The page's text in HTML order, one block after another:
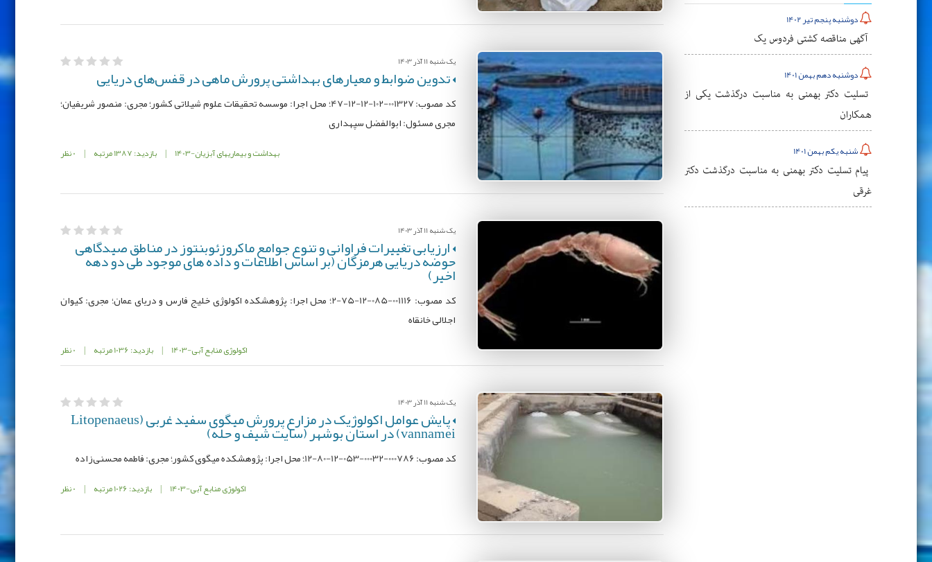
دوشنبه پنجم تیر 1402
آگهی مناقصه کشتی فردوس یک
دوشنبه دهم بهمن 1401
تسلیت دکتر بهمنی به مناسبت درگذشت یکی از
همکاران
شنبه یکم بهمن 1401
پیام تسلیت دکتر بهمنی به مناسبت درگذشت دکتر
غرقی
یک شنبه 11 آذر 1403
تدوین ضوابط و معیارهای بهداشتی پرورش ماهی در قفس‌های دریایی
کد مصوب: 001327-102-12-12-47؛ محل اجرا: موسسه تحقیقات علوم شیلاتی کشور؛ مجری: منصور شریفیان؛
مجری مسئول: ابوالفضل سپهداری
بهداشت و بیماریهای آبزیان-1403 | بازدید: 1387 مرتبه | 0 نظر
یک شنبه 11 آذر 1403
ارزیابی تغییرات فراوانی و تنوع جوامع ماکروزئوبنتوز در مناطق صیدگاهی
حوضه دریایی هرمزگان (بر اساس اطلاعات و داده های موجود طی دو دهه
اخیر)
کد مصوب: 001116-085-12-75-2؛ محل اجرا: پژوهشكده اکولوژی خلیج فارس و دریای عمان؛ مجری: کیوان
اجلالی خانقاه
اکولوژی منابع آبی-1403 | بازدید: 1036 مرتبه | 0 نظر
یک شنبه 11 آذر 1403
پایش عوامل اکولوژیک در مزارع پرورش میگوی سفید غربی (Litopenaeus vannamei) در استان بوشهر (سایت شیف و حله)
کد مصوب: 000786-00032-053-12-80-12؛ محل اجرا: پژوهشکده میگوی کشور؛ مجری: فاطمه محسنی‌زاده
اکولوژی منابع آبی-1403 | بازدید: 1026 مرتبه | 0 نظر